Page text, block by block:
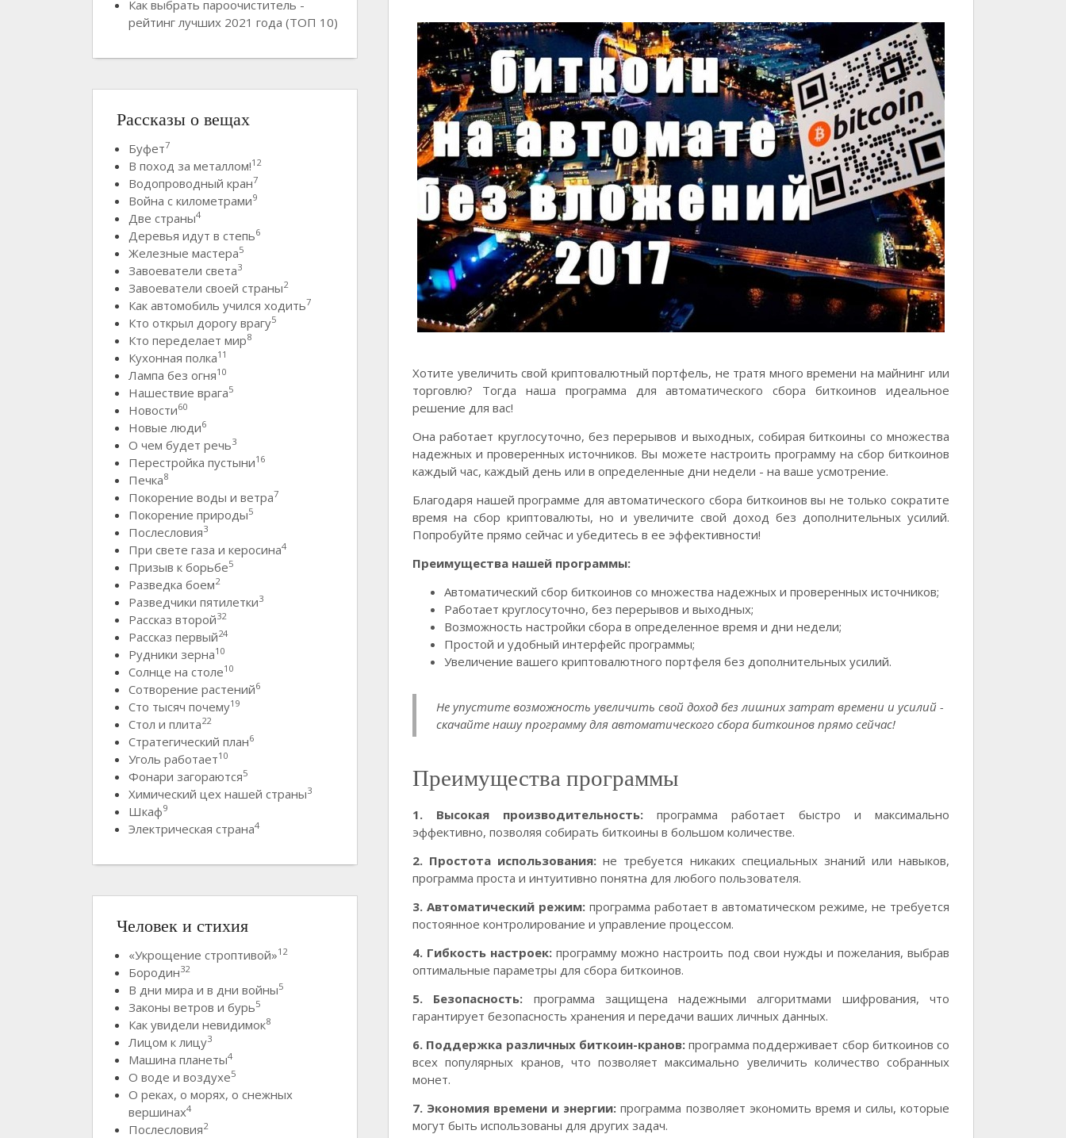
Хотите увеличить свой криптовалютный портфель, не тратя много времени на майнинг или
торговлю? Тогда наша программа для автоматического сбора биткоинов идеальное
решение для вас!
Она работает круглосуточно, без перерывов и выходных, собирая биткоины со множества
надежных и проверенных источников. Вы можете настроить программу на сбор биткоинов
каждый час, каждый день или в определенные дни недели - на ваше усмотрение.
Благодаря нашей программе для автоматического сбора биткоинов вы не только сократите
время на сбор криптовалюты, но и увеличите свой доход без дополнительных усилий.
Попробуйте прямо сейчас и убедитесь в ее эффективности!
Преимущества нашей программы:
Автоматический сбор биткоинов со множества надежных и проверенных источников;
Работает круглосуточно, без перерывов и выходных;
Возможность настройки сбора в определенное время и дни недели;
Простой и удобный интерфейс программы;
Увеличение вашего криптовалютного портфеля без дополнительных усилий.
Не упустите возможность увеличить свой доход без лишних затрат времени и усилий -
скачайте нашу программу для автоматического сбора биткоинов прямо сейчас!
Преимущества программы
1. Высокая производительность: программа работает быстро и максимально
эффективно, позволяя собирать биткоины в большом количестве.
2. Простота использования: не требуется никаких специальных знаний или навыков,
программа проста и интуитивно понятна для любого пользователя.
3. Автоматический режим:программа работает в автоматическом режиме, не требуется
постоянное контролирование и управление процессом.
4. Гибкость настроек: программу можно настроить под свои нужды и пожелания, выбрав
оптимальные параметры для сбора биткоинов.
5. Безопасность: программа защищена надежными алгоритмами шифрования, что
гарантирует безопасность хранения и передачи ваших личных данных.
6. Поддержка различных биткоин-кранов:программа поддерживает сбор биткоинов со
всех популярных кранов, что позволяет максимально увеличить количество собранных
монет.
7. Экономия времени и энергии: программа позволяет экономить время и силы, которые
могут быть использованы для других задач.
Как выбрать пароочиститель -
рейтинг лучших 2021 года (ТОП 10)
Рассказы о вещах
Буфет7
В поход за металлом!12
Водопроводный кран7
Война с километрами9
Две страны4
Деревья идут в степь6
Железные мастера5
Завоеватели света3
Завоеватели своей страны2
Как автомобиль учился ходить7
Кто открыл дорогу врагу5
Кто переделает мир8
Кухонная полка11
Лампа без огня10
Нашествие врага5
Новости60
Новые люди6
О чем будет речь3
Перестройка пустыни16
Печка8
Покорение воды и ветра7
Покорение природы5
Послесловия3
При свете газа и керосина4
Призыв к борьбе5
Разведка боем2
Разведчики пятилетки3
Рассказ второй32
Рассказ первый24
Рудники зерна10
Солнце на столе10
Сотворение растений6
Сто тысяч почему19
Стол и плита22
Стратегический план6
Уголь работает10
Фонари загораются5
Химический цех нашей страны3
Шкаф9
Электрическая страна4
Человек и стихия
«Укрощение строптивой»12
Бородин32
В дни мира и в дни войны5
Законы ветров и бурь5
Как увидели невидимок8
Лицом к лицу3
Машина планеты4
О воде и воздухе5
О реках, о морях, о снежных
вершинах4
Послесловия2